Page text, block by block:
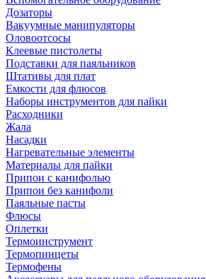
Дозаторы
Вакуумные манипуляторы
Оловоотсосы
Клеевые пистолеты
Подставки для паяльников
Штативы для плат
Емкости для флюсов
Наборы инструментов для пайки
Расходники
Жала
Насадки
Нагревательные элементы
Материалы для пайки
Припои с канифолью
Припои без канифоли
Паяльные пасты
Флюсы
Оплетки
Термоинструмент
Термопинцеты
Термофены